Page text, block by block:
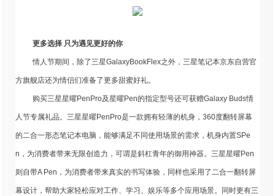
更多选择 只为遇见更好的你
情人节期间，除了三星GalaxyBookFlex之外，三星笔记本京东自营官
方旗舰店还为情侣们准备了更多甜蜜好礼。
购买三星星曜PenPro及星曜Pen的指定型号还可获赠Galaxy Buds情
人节专属礼品。三星星曜PenPro是一款拥有轻薄的机身，360度翻转屏幕
的二合一形态笔记本电脑，能够满足不同使用场景的需求，机身内置SPe
n，为消费者带来无限创造力，可谓是斜杠青年的御用神器。三星星曜Pen
则自带A Pen，为消费者带来真实的书写体验，同样也采用了二合一翻转屏
幕设计，帮助大家轻松应对工作、学习、娱乐等多个应用场景。同时更有三